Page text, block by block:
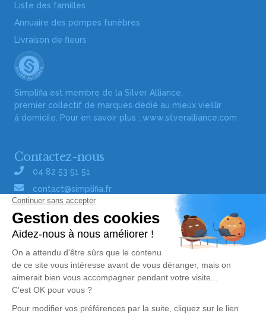
Liste des familles
Annuaire des pompes funèbres
Livraison de fleurs
Simplifia est membre de la Silver Alliance,
premier collectif de marques dédié au mieux vieillir
à domicile. Pour en savoir plus : www.silveralliance.com
Contactez-nous
04 82 53 51 51
contact@simplifia.fr
Réseaux sociaux
Liens utiles
Publier un avis de décès
Signaler un abus/une erreur